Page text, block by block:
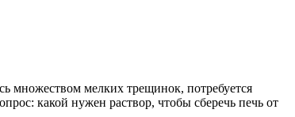
множеством мелких трещинок, потребуется
какой нужен раствор, чтобы сберечь печь от